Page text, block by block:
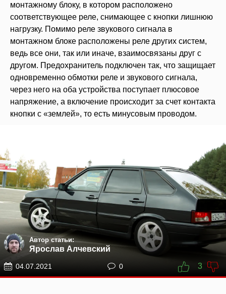
монтажному блоку, в котором расположено
соответствующее реле, снимающее с кнопки лишнюю
нагрузку. Помимо реле звукового сигнала в
монтажном блоке расположены реле других систем,
ведь все они, так или иначе, взаимосвязаны друг с
другом. Предохранитель подключен так, что защищает
одновременно обмотки реле и звукового сигнала,
через него на оба устройства поступает плюсовое
напряжение, а включение происходит за счет контакта
кнопки с «землей», то есть минусовым проводом.
Автор статьи:
Ярослав Алчевский
04.07.2021 0 3